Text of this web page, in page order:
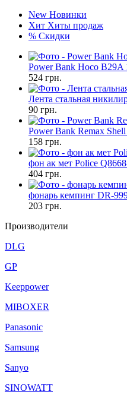
New Новинки
Хит Хиты продаж
% Скидки
Power Bank Hoco B29A
524 грн.
Лента стальная
90 грн.
Power Bank Remax
158 грн.
фон ак мет Police
404 грн.
фонарь кемпинг DR-
203 грн.
Производители
DLG
GP
Keeppower
MIBOXER
Panasonic
Samsung
Sanyo
SINOWATT